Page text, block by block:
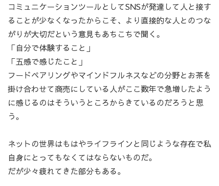
コミュニケーションツールとしてSNSが発達して人と接す
ることが少なくなったからこそ、より直接的な人とのつな
がりが大切だという意見もあちこちで聞く。
「自分で体験すること」
「五感で感じたこと」
フードペアリングやマインドフルネスなどの分野とお茶を
掛け合わせて商売にしている人がここ数年で急増したよう
に感じるのはそういうところからきているのだろうと思
う。
ネットの世界はもはやライフラインと同じような存在で私
自身にとってもなくてはならないものだ。
だが少々疲れてきた部分もある。